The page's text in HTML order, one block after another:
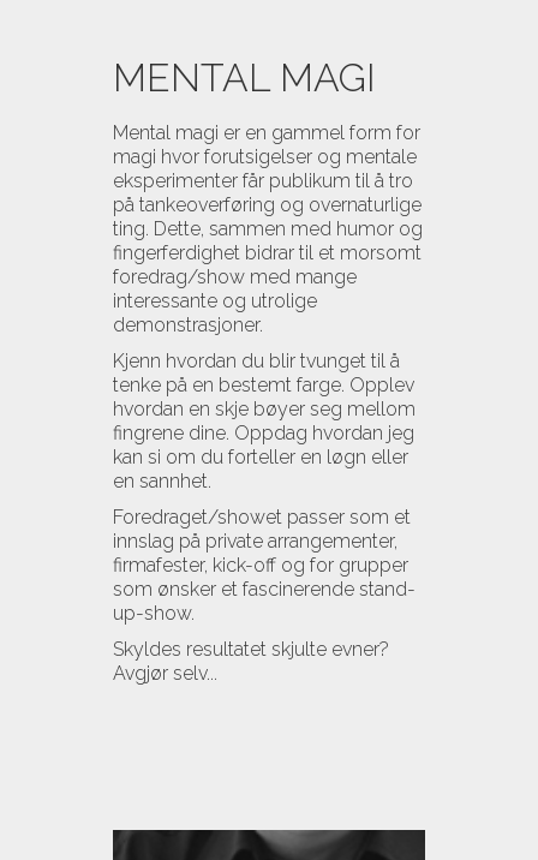
MENTAL MAGI
Mental magi er en gammel form for
magi hvor forutsigelser og mentale
eksperimenter får publikum til å tro
på tankeoverføring og overnaturlige
ting. Dette, sammen med humor og
fingerferdighet bidrar til et morsomt
foredrag/show med mange
interessante og utrolige
demonstrasjoner.
Kjenn hvordan du blir tvunget til å
tenke på en bestemt farge. Opplev
hvordan en skje bøyer seg mellom
fingrene dine. Oppdag hvordan jeg
kan si om du forteller en løgn eller
en sannhet.
Foredraget/showet passer som et
innslag på private arrangementer,
firmafester, kick-off og for grupper
som ønsker et fascinerende stand-
up-show.
Skyldes resultatet skjulte evner?
Avgjør selv...